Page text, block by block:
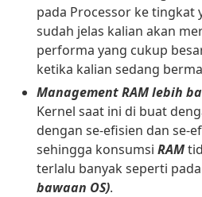
pada Processor ke tingkat
sudah jelas kalian akan
performa yang cukup
ketika kalian sedang
Management RAM lebih
Kernel saat ini di buat
dengan se-efisien dan se-
sehingga konsumsi RAM
terlalu banyak seperti pada
bawaan OS).